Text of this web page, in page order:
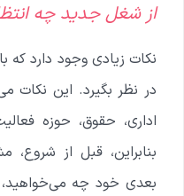
از شغل جدید چه
نکات زیادی وجود دارد
در نظر بگیرد. این نکات
اداری، حقوق، حوزه
بنابراین، قبل از
بعدی خود چه